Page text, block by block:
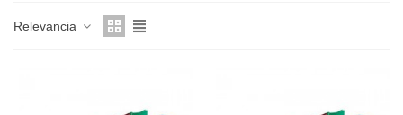
Relevancia